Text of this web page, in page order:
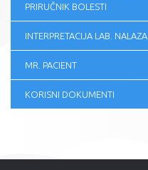
PRIRUČNIK BOLESTI
INTERPRETACIJA LAB. NALAZA
MR. PACIENT
KORISNI DOKUMENTI